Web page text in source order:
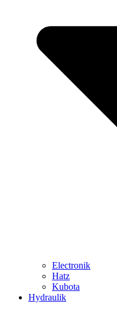
Electronik
Hatz
Kubota
Hydraulik